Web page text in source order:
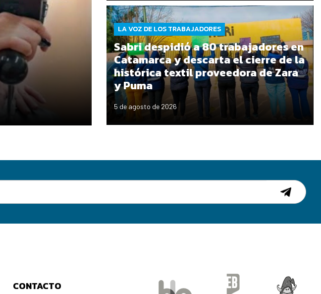
LA VOZ DE LOS TRABAJADORES
Sabri despidió a 80 trabajadores en
Catamarca y descarta el cierre de la
histórica textil proveedora de Zara
y Puma
5 de agosto de 2026
CONTACTO